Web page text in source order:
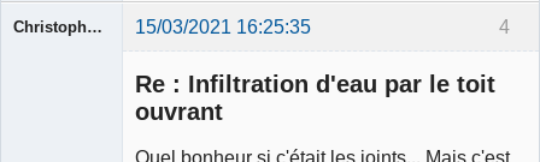
4
Christophe25 15/03/2021 16:25:35
Re : Infiltration d'eau par le toit
ouvrant
Quel bonheur si c'était les joints... Mais c'est